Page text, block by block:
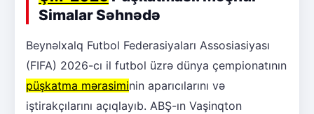
Simalar Səhnədə
Beynəlxalq Futbol Federasiyaları Assosiasiyası
(FIFA) 2026-cı il futbol üzrə dünya çempionatının
püşkatma mərasiminin aparıcılarını və
iştirakçılarını açıqlayıb. ABŞ-ın Vaşinqton